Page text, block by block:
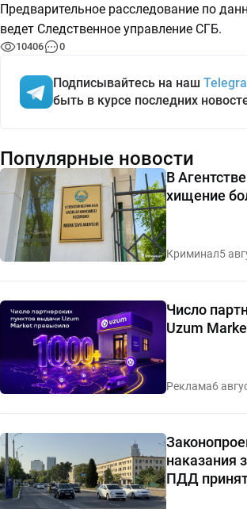
Предварительное расследование по
ведет Следственное управление СГБ.
10406 0
Подписывайтесь на наш
быть в курсе последних
Популярные новости
В
хищение
Криминал5
Число
Uzum
Реклама6
наказания
ПДД